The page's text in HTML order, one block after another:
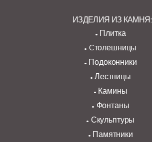
ИЗДЕЛИЯ ИЗ КАМНЯ:
Плитка
Cтолешницы
Подоконники
Лестницы
Камины
Фонтаны
Скульптуры
Памятники